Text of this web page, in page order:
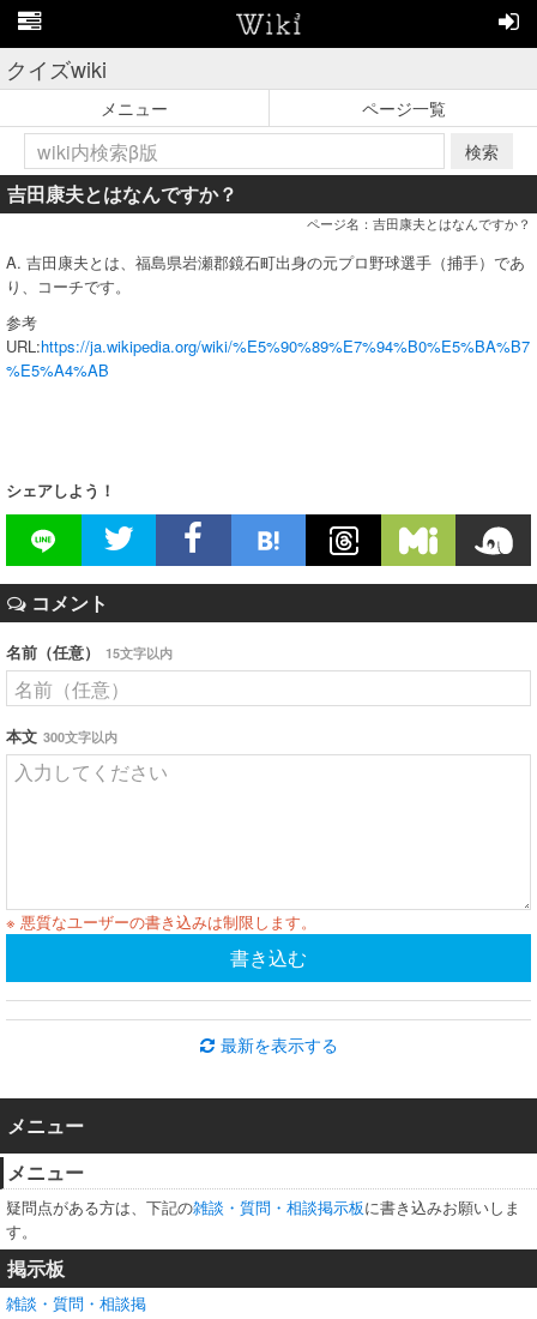
クイズwiki
メニュー
ページ一覧
検索
吉田康夫とはなんですか？
ページ名：吉田康夫とはなんですか？
A. 吉田康夫とは、福島県岩瀬郡鏡石町出身の元プロ野球選手（捕手）であ
り、コーチです。
参考
URL:https://ja.wikipedia.org/wiki/%E5%90%89%E7%94%B0%E5%BA%B7
%E5%A4%AB
シェアしよう！
コメント
名前（任意） 15文字以内
本文 300文字以内
※ 悪質なユーザーの書き込みは制限します。
書き込む
最新を表示する
メニュー
メニュー
疑問点がある方は、下記の雑談・質問・相談掲示板に書き込みお願いしま
す。
掲示板
雑談・質問・相談掲